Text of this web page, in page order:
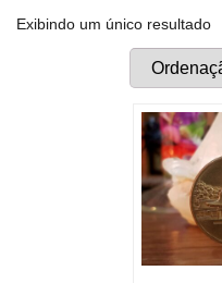
Exibindo um único resultado